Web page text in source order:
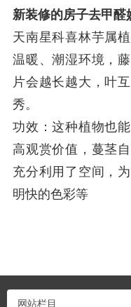
新装修的房子去甲醛
天南星科喜林芋属
温暖、潮湿环境，
片会越长越大，叶
秀。
功效：这种植物也
高观赏价值，蔓茎
充分利用了空间，
明快的色彩等
网站栏目